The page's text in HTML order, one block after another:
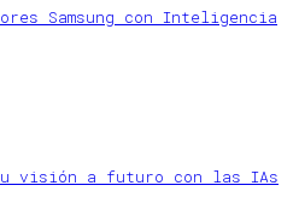
Samsung con Inteligencia
visión a futuro con las IAs